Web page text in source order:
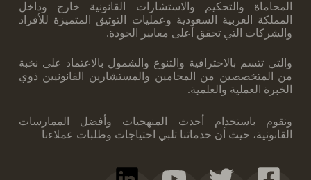
المحاماة والتحكيم والاستشارات ‏القانونية خارج وداخل
المملكة العربية السعودية وعمليات التوثيق المتميزة للأفراد
والشركات ‏التي تحقق أعلى معايير الجودة.
والتي تتسم بالاحترافية والتنوع والشمول بالاعتماد على نخبة
‏من المتخصصين من المحامين والمستشارين القانونيين ذوي
الخبرة العملية والعلمية.
ونقوم ‏باستخدام أحدث المنهجيات وأفضل الممارسات
القانونية، حيث أن خدماتنا تلبي احتياجات ‏وطلبات عملاءنا